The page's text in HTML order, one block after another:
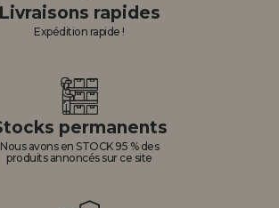
Livraisons rapides
Expédition rapide !
permanents
Nous avons en STOCK 95 % des
produits annoncés sur ce site